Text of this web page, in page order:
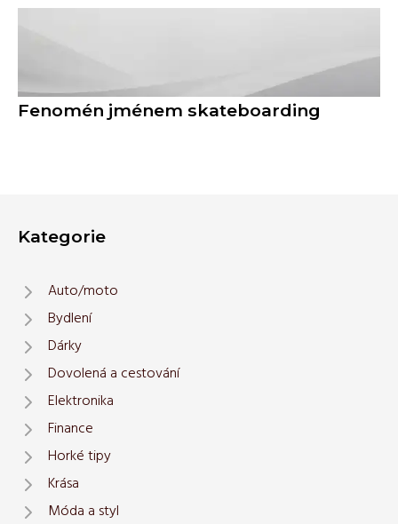
Fenomén jménem skateboarding
Kategorie
Auto/moto
Bydlení
Dárky
Dovolená a cestování
Elektronika
Finance
Horké tipy
Krása
Móda a styl